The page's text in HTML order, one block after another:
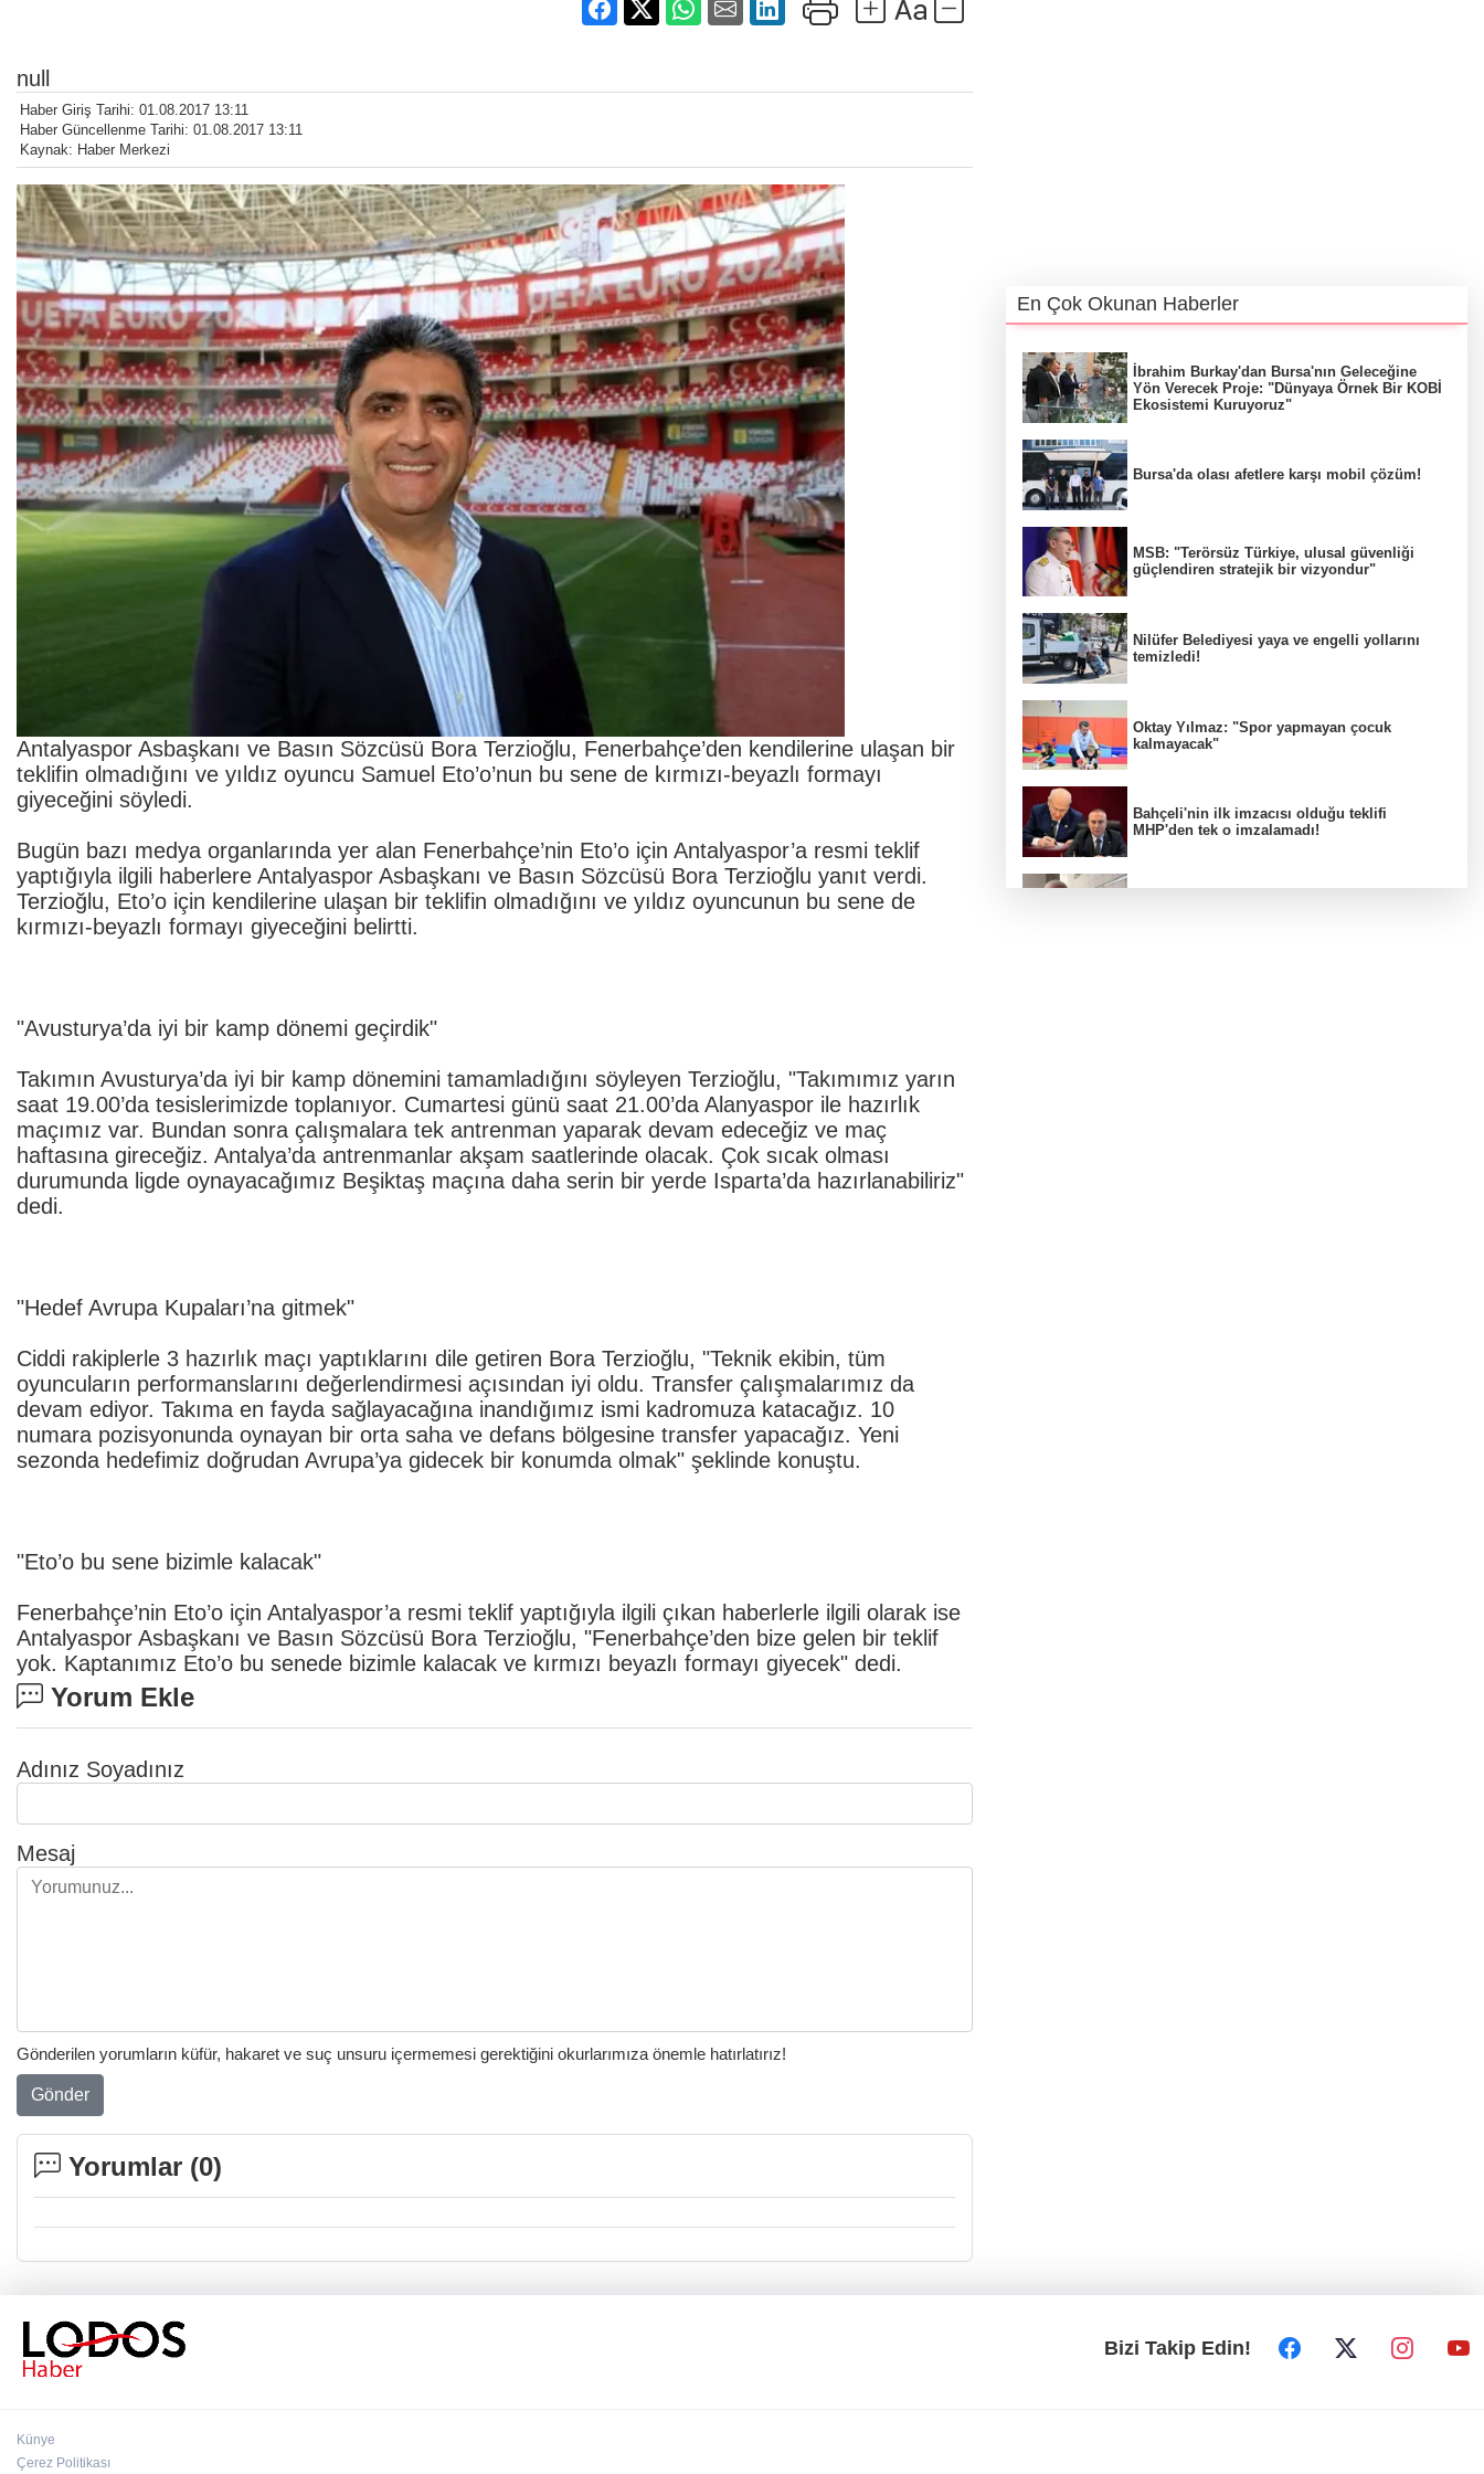
null
Haber Giriş Tarihi: 01.08.2017 13:11
Haber Güncellenme Tarihi: 01.08.2017 13:11
Kaynak: Haber Merkezi
Antalyaspor Asbaşkanı ve Basın Sözcüsü Bora Terzioğlu, Fenerbahçe’den kendilerine ulaşan bir
teklifin olmadığını ve yıldız oyuncu Samuel Eto’o’nun bu sene de kırmızı-beyazlı formayı
giyeceğini söyledi.
Bugün bazı medya organlarında yer alan Fenerbahçe’nin Eto’o için Antalyaspor’a resmi teklif
yaptığıyla ilgili haberlere Antalyaspor Asbaşkanı ve Basın Sözcüsü Bora Terzioğlu yanıt verdi.
Terzioğlu, Eto’o için kendilerine ulaşan bir teklifin olmadığını ve yıldız oyuncunun bu sene de
kırmızı-beyazlı formayı giyeceğini belirtti.
"Avusturya’da iyi bir kamp dönemi geçirdik"
Takımın Avusturya’da iyi bir kamp dönemini tamamladığını söyleyen Terzioğlu, "Takımımız yarın
saat 19.00’da tesislerimizde toplanıyor. Cumartesi günü saat 21.00’da Alanyaspor ile hazırlık
maçımız var. Bundan sonra çalışmalara tek antrenman yaparak devam edeceğiz ve maç
haftasına gireceğiz. Antalya’da antrenmanlar akşam saatlerinde olacak. Çok sıcak olması
durumunda ligde oynayacağımız Beşiktaş maçına daha serin bir yerde Isparta’da hazırlanabiliriz"
dedi.
"Hedef Avrupa Kupaları’na gitmek"
Ciddi rakiplerle 3 hazırlık maçı yaptıklarını dile getiren Bora Terzioğlu, "Teknik ekibin, tüm
oyuncuların performanslarını değerlendirmesi açısından iyi oldu. Transfer çalışmalarımız da
devam ediyor. Takıma en fayda sağlayacağına inandığımız ismi kadromuza katacağız. 10
numara pozisyonunda oynayan bir orta saha ve defans bölgesine transfer yapacağız. Yeni
sezonda hedefimiz doğrudan Avrupa’ya gidecek bir konumda olmak" şeklinde konuştu.
"Eto’o bu sene bizimle kalacak"
Fenerbahçe’nin Eto’o için Antalyaspor’a resmi teklif yaptığıyla ilgili çıkan haberlerle ilgili olarak ise
Antalyaspor Asbaşkanı ve Basın Sözcüsü Bora Terzioğlu, "Fenerbahçe’den bize gelen bir teklif
yok. Kaptanımız Eto’o bu senede bizimle kalacak ve kırmızı beyazlı formayı giyecek" dedi.
Yorum Ekle
Adınız Soyadınız
Mesaj
Gönderilen yorumların küfür, hakaret ve suç unsuru içermemesi gerektiğini okurlarımıza önemle hatırlatırız!
Gönder
Yorumlar (0)
En Çok Okunan Haberler
İbrahim Burkay'dan Bursa'nın Geleceğine
Yön Verecek Proje: "Dünyaya Örnek Bir KOBİ
Ekosistemi Kuruyoruz"
Bursa'da olası afetlere karşı mobil çözüm!
MSB: "Terörsüz Türkiye, ulusal güvenliği
güçlendiren stratejik bir vizyondur"
Nilüfer Belediyesi yaya ve engelli yollarını
temizledi!
Oktay Yılmaz: "Spor yapmayan çocuk
kalmayacak"
Bahçeli'nin ilk imzacısı olduğu teklifi
MHP'den tek o imzalamadı!
Bizi Takip Edin!
Künye
Çerez Politikası